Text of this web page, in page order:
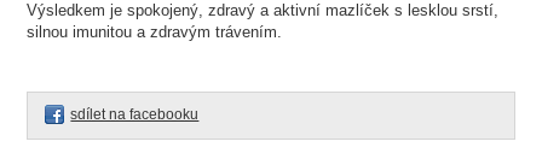
Výsledkem je spokojený, zdravý a aktivní mazlíček s lesklou srstí,
silnou imunitou a zdravým trávením.
sdílet na facebooku